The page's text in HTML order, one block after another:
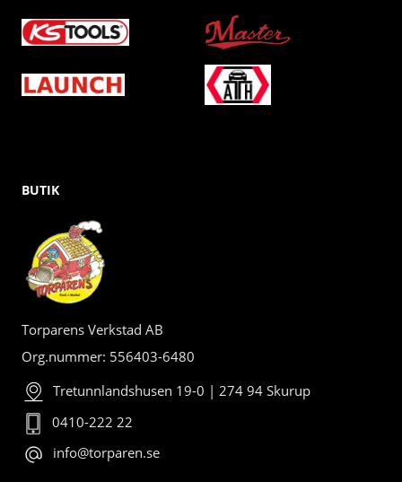
BUTIK
Torparens Verkstad AB
Org.nummer: 556403-6480
Tretunnlandshusen 19-0 | 274 94 Skurup
0410-222 22
info@torparen.se